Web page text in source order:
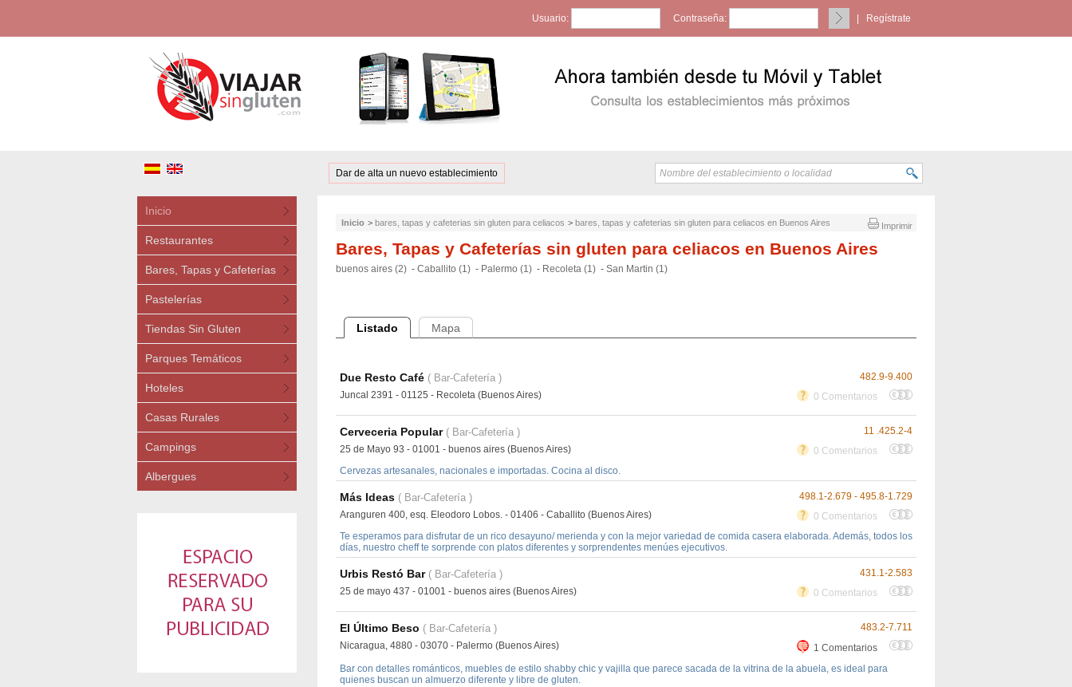
Usuario: Contraseña: Regístrate
Dar de alta un nuevo establecimiento
Inicio
Restaurantes
Bares, Tapas y Cafeterías
Pastelerías
Tiendas Sin Gluten
Parques Temáticos
Hoteles
Casas Rurales
Campings
Albergues
Imprimir
Inicio > bares, tapas y cafeterias sin gluten para celiacos > bares, tapas y cafeterias sin gluten para celiacos en Buenos Aires
Bares, Tapas y Cafeterías sin gluten para celiacos en Buenos Aires
buenos aires (2) - Caballito (1) - Palermo (1) - Recoleta (1) - San Martin (1)
Listado Mapa
482.9-9.400
Due Resto Café ( Bar-Cafetería )
0 Comentarios
Juncal 2391 - 01125 - Recoleta (Buenos Aires)
11 .425.2-4
Cerveceria Popular ( Bar-Cafetería )
0 Comentarios
25 de Mayo 93 - 01001 - buenos aires (Buenos Aires)
Cervezas artesanales, nacionales e importadas. Cocina al disco.
498.1-2.679 - 495.8-1.729
Más Ideas ( Bar-Cafetería )
0 Comentarios
Aranguren 400, esq. Eleodoro Lobos. - 01406 - Caballito (Buenos Aires)
Te esperamos para disfrutar de un rico desayuno/ merienda y con la mejor variedad de comida casera elaborada. Además, todos los
días, nuestro cheff te sorprende con platos diferentes y sorprendentes menúes ejecutivos.
431.1-2.583
Urbis Restó Bar ( Bar-Cafetería )
0 Comentarios
25 de mayo 437 - 01001 - buenos aires (Buenos Aires)
483.2-7.711
El Último Beso ( Bar-Cafetería )
1 Comentarios
Nicaragua, 4880 - 03070 - Palermo (Buenos Aires)
Bar con detalles románticos, muebles de estilo shabby chic y vajilla que parece sacada de la vitrina de la abuela, es ideal para
quienes buscan un almuerzo diferente y libre de gluten.